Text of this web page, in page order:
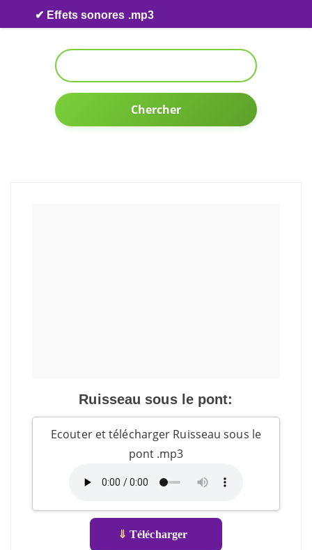
Skip to content
✔ Effets sonores .mp3
Chercher
Ruisseau sous le pont:
Ecouter et télécharger Ruisseau sous le
pont .mp3
⇓ Télécharger